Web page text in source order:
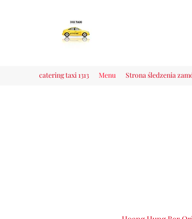
catering taxi 1313 Menu Strona śledzenia